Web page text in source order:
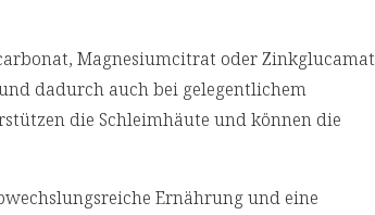
Magnesiumcitrat oder Zinkglucamat
dadurch auch bei gelegentlichem
die Schleimhäute und können die
Ernährung und eine